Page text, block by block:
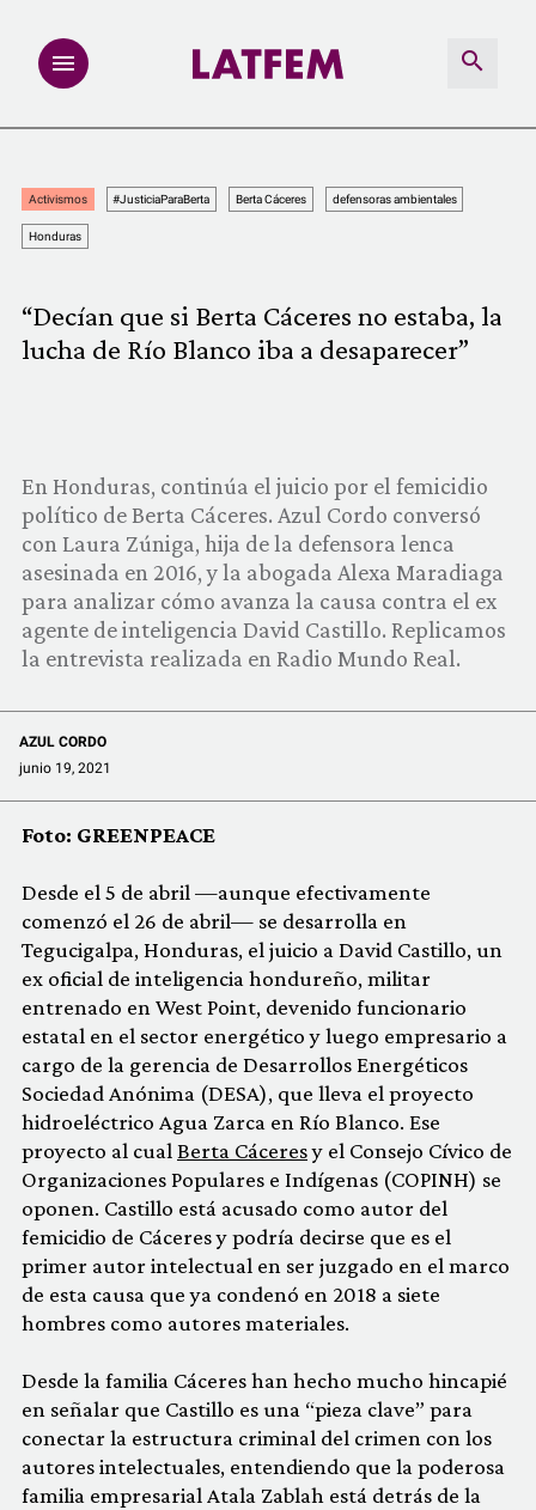
INVESTIGACIONES
REDACCIÓN ABIERTA
PRODUCTOS
COMUNIDAD
QUIÉNES SOMOS
Activismos #JusticiaParaBerta Berta Cáceres defensoras ambientales
Honduras
“Decían que si Berta Cáceres no estaba, la
lucha de Río Blanco iba a desaparecer”
En Honduras, continúa el juicio por el femicidio
político de Berta Cáceres. Azul Cordo conversó
con Laura Zúniga, hija de la defensora lenca
asesinada en 2016, y la abogada Alexa Maradiaga
para analizar cómo avanza la causa contra el ex
agente de inteligencia David Castillo. Replicamos
la entrevista realizada en Radio Mundo Real.
AZUL CORDO
junio 19, 2021
Foto: GREENPEACE
Desde el 5 de abril —aunque efectivamente
comenzó el 26 de abril— se desarrolla en
Tegucigalpa, Honduras, el juicio a David Castillo, un
ex oficial de inteligencia hondureño, militar
entrenado en West Point, devenido funcionario
estatal en el sector energético y luego empresario a
cargo de la gerencia de Desarrollos Energéticos
Sociedad Anónima (DESA), que lleva el proyecto
hidroeléctrico Agua Zarca en Río Blanco. Ese
proyecto al cual Berta Cáceresy el Consejo Cívico de
Organizaciones Populares e Indígenas (COPINH) se
oponen. Castillo está acusado como autor del
femicidio de Cáceres y podría decirse que es el
primer autor intelectual en ser juzgado en el marco
de esta causa que ya condenó en 2018 a siete
hombres como autores materiales.
Desde la familia Cáceres han hecho mucho hincapié
en señalar que Castillo es una “pieza clave” para
conectar la estructura criminal del crimen con los
autores intelectuales, entendiendo que la poderosa
familia empresarial Atala Zablah está detrás de la